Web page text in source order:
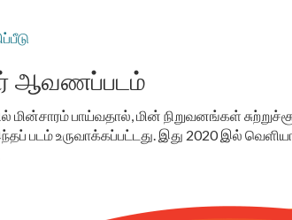
ஆவணப்படம்
பாய்வதால், மின் நிறுவனங்கள்
படம் உருவாக்கப்பட்டது. இது 2020 இல்